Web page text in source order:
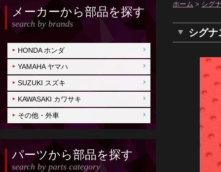
メーカーから部品を探す
search by brands
HONDA ホンダ
YAMAHA ヤマハ
SUZUKI スズキ
KAWASAKI カワサキ
その他・外車
パーツから部品を探す
search by parts category
ホーム > シグ
シグナ